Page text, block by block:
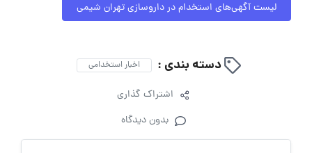
لیست آگهی‌های استخدام در داروسازی تهران شیمی
دسته بندی : اخبار استخدامی
اشتراک گذاری
بدون دیدگاه